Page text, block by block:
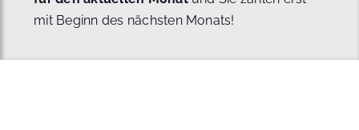
mit Beginn des nächsten Monats!